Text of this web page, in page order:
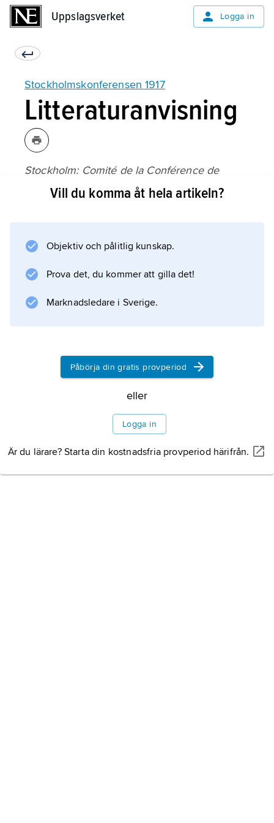
Uppslagsverket Logga in
Stockholmskonferensen 1917
Litteraturanvisning
Stockholm: Comité de la Conférence de
Stockholm
Vill du komma åt hela artikeln?
Objektiv och pålitlig kunskap.
Prova det, du kommer att gilla det!
Marknadsledare i Sverige.
Påbörja din gratis provperiod
eller
Logga in
Är du lärare? Starta din kostnadsfria provperiod härifrån.